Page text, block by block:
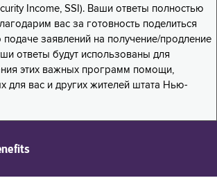
Income, SSI). Ваши ответы полностью
вас за готовность поделиться
подаче заявлений на получение/продление
ответы будут использованы для
этих важных программ помощи,
для вас и других жителей штата Нью-